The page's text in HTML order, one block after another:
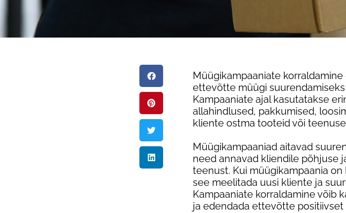
Müügikampaaniate
ettevõtte müügi
Kampaaniate ajal kasutatakse
allahindlused, pakkumised,
kliente ostma tooteid või
Müügikampaaniad aitavad
need annavad kliendile põhjuse
teenust. Kui müügikampaania
see meelitada uusi kliente ja
Kampaaniate korraldamine võib
ja edendada ettevõtte positiivset